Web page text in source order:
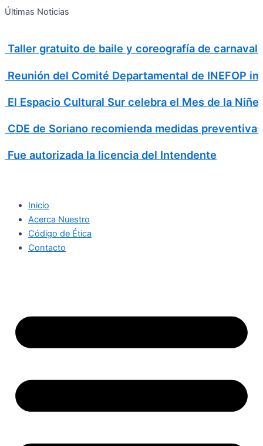
Ir
Últimas Noticias
Taller gratuito de baile y coreografía de carnaval
Reunión del Comité Departamental de INEFOP
El Espacio Cultural Sur celebra el Mes de la
CDE de Soriano recomienda medidas
Fue autorizada la licencia del Intendente
Inicio
Acerca Nuestro
Código de Ética
Contacto
Search